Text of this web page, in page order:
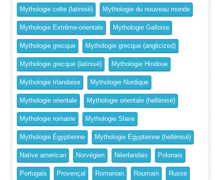
Mythologie celte (latinisé) Mythologie du nouveau monde
Mythologie Extrême-orientale Mythologie Galloise
Mythologie grecque Mythologie grecque (anglicized)
Mythologie grecque (latinisé) Mythologie Hindoue
Mythologie Irlandaise Mythologie Nordique
Mythologie orientale Mythologie orientale (hellénisé)
Mythologie romaine Mythologie Slave
Mythologie Égyptienne Mythologie Égyptienne (hellénisé)
Native american Norvégien Néerlandais Polonais
Portugais Provençal Romanian Roumain Russe